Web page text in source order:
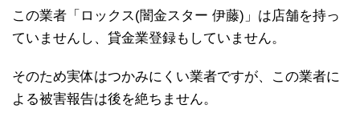
この業者「ロックス(闇金スター 伊藤)」は店舗を持っ
ていませんし、貸金業登録もしていません。
そのため実体はつかみにくい業者ですが、この業者に
よる被害報告は後を絶ちません。